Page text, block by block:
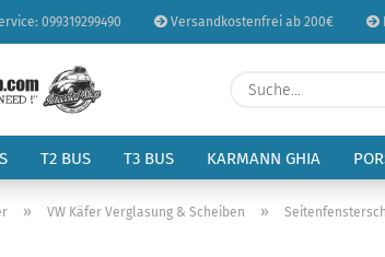
099319299490 Versandkostenfrei ab 200€
T2 BUS T3 BUS KARMANN GHIA
» VW Käfer Verglasung & Scheiben »